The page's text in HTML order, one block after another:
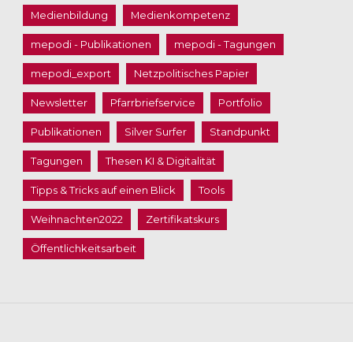
Medienbildung Medienkompetenz
mepodi - Publikationen mepodi - Tagungen
mepodi_export Netzpolitisches Papier
Newsletter Pfarrbriefservice Portfolio
Publikationen Silver Surfer Standpunkt
Tagungen Thesen KI & Digitalität
Tipps & Tricks auf einen Blick Tools
Weihnachten2022 Zertifikatskurs
Öffentlichkeitsarbeit